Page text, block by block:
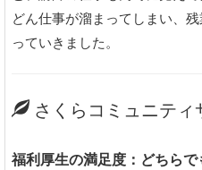
どん仕事が溜まってしまい、
っていきました。
さくらコミュニティ
福利厚生の満足度：どちらで